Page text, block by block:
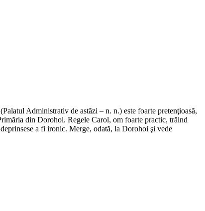
Administrativ de astăzi – n. n.) este foarte pretenţioasă,
din Dorohoi. Regele Carol, om foarte practic, trăind
a fi ironic. Merge, odată, la Dorohoi şi vede